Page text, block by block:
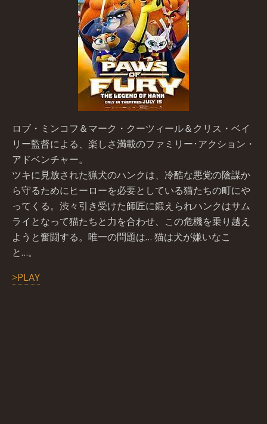
ロブ・ミンコフ＆マーク・クーツィール＆クリス・ベイ
リー監督による、楽しさ満載のファミリー･アクション・
アドベンチャー。
ツキに見放された猟犬のハンクは、冷酷な悪党の陰謀か
ら守るためにヒーローを必要としている猫たちの町にや
ってくる。渋々引き受けた師匠に鍛えられハンクはサム
ライとなって猫たちと力を合わせ、この危機を乗り越え
ようと奮闘する。唯一の問題は… 猫は犬が嫌いなこ
と…。
>PLAY